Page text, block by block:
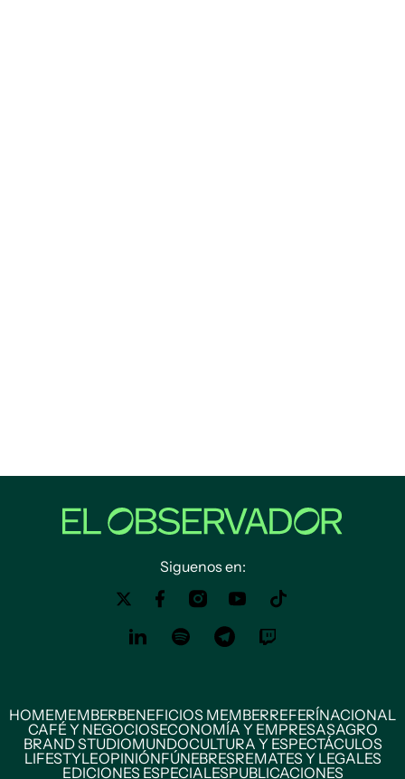
Siguenos en:
HOMEMEMBERBENEFICIOS MEMBERREFERÍNACIONAL
CAFÉ Y NEGOCIOSECONOMÍA Y EMPRESASAGRO
BRAND STUDIOMUNDOCULTURA Y ESPECTÁCULOS
LIFESTYLEOPINIÓNFÚNEBRESREMATES Y LEGALES
EDICIONES ESPECIALESPUBLICACIONES